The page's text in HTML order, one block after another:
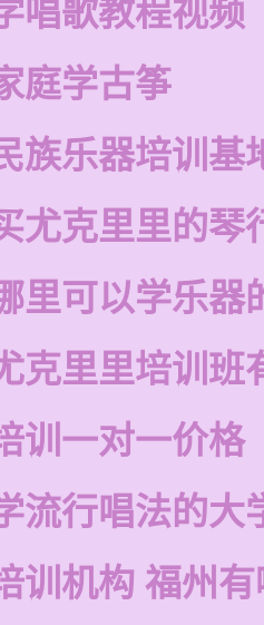
唱歌教程视频
庭学古筝
族乐器培训基
尤克里里的琴
里可以学乐器
克里里培训班
训一对一价格
流行唱法的大
训机构 福州